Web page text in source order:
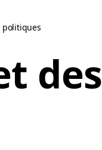
politiques
des